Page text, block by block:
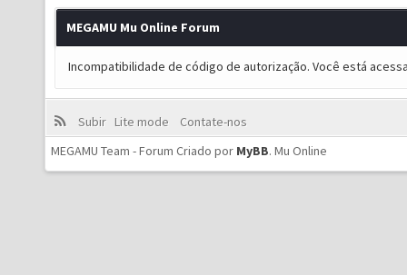
MEGAMU Mu Online Forum
Incompatibilidade de código de autorização. Você está
Subir Lite mode
Contate-nos
MEGAMU Team - Forum Criado por MyBB. Mu Online